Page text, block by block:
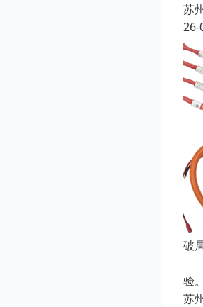
苏
26-
破
验
苏